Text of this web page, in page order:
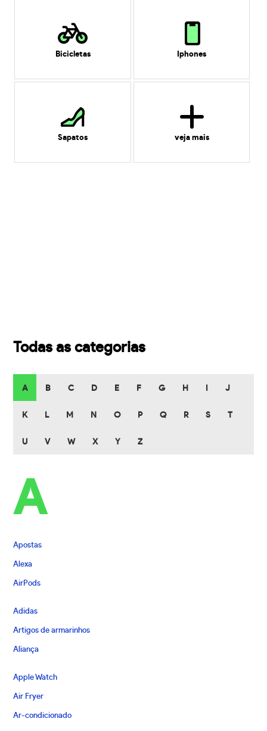
Bicicletas Iphones
Sapatos veja mais
Todas as categorias
A B C D E F G H J
K L M N O P Q R S T
U V W X Y Z
A
Apostas
Alexa
AirPods
Adidas
Artigos de armarinhos
Aliança
Apple Watch
Air Fryer
Ar-condicionado